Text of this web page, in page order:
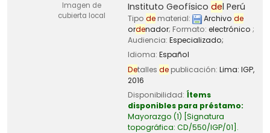
Imagen de
cubierta local
Instituto Geofísico del Perú
Tipo dematerial: Archivo de
ordenador; Formato: electrónico ;
Audiencia: Especializado;
Idioma: Español
Detalles depublicación: Lima: IGP,
2016
Disponibilidad: Ítems
disponibles para préstamo:
Mayorazgo (1) Signatura
topográfica: CD/550/IGP/01 .